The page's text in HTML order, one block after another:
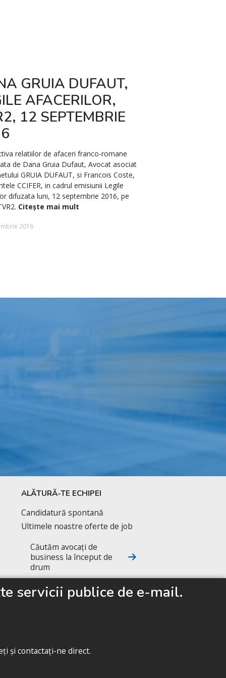
GRUIA DUFAUT,
AFACERILOR,
12 SEPTEMBRIE
relatiilor de afaceri franco-romane
de Dana Gruia Dufaut, Avocat asociat
GRUIA DUFAUT, si Francois Coste,
CCIFER, in cadrul emisiunii Legile
difuzata luni, 12 septembrie 2016, pe
Citește mai mult
2016
ALĂTURĂ-TE ECHIPEI
Candidatură spontană
Ultimele noastre oferte de job
Căutăm avocați de
business la început de
drum
URMĂREȘTE-NE
servicii publice de e-mail.
și contactați-ne direct.